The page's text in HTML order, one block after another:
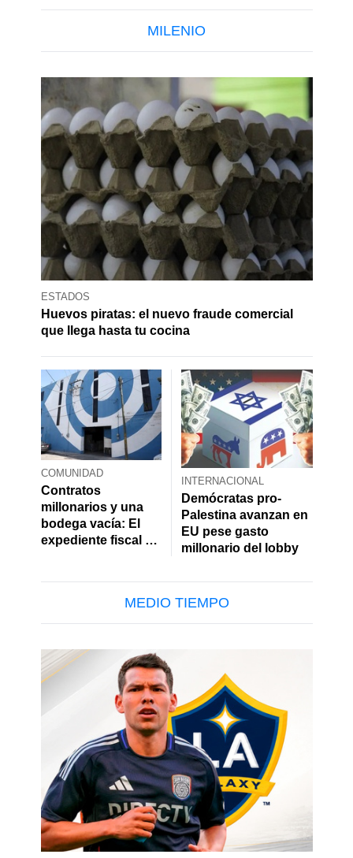
MILENIO
ESTADOS
Huevos piratas: el nuevo fraude comercial
que llega hasta tu cocina
COMUNIDAD
Contratos
millonarios y una
bodega vacía: El
expediente fiscal de
INTERNACIONAL
Demócratas pro-
Palestina avanzan en
EU pese gasto
millonario del lobby
MEDIO TIEMPO